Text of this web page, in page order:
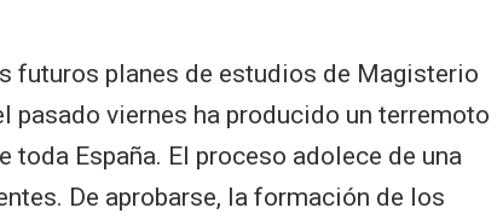
futuros planes de estudios de Magisterio
pasado viernes ha producido un terremoto
toda España. El proceso adolece de una
De aprobarse, la formación de los